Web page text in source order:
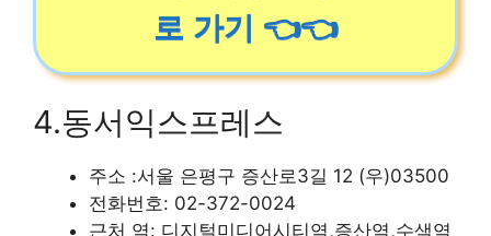
로 가기 👈👈
4.동서익스프레스
주소 :서울 은평구 증산로3길 12 (우)03500
전화번호: 02-372-0024
근처 역: 디지털미디어시티역,증산역,수색역